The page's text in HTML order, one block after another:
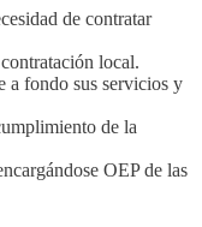
de contratar
local.
a fondo sus servicios y
de la
OEP de las